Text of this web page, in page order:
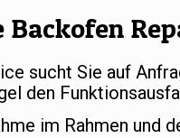
Backofen
sucht Sie auf
den
im Rahmen